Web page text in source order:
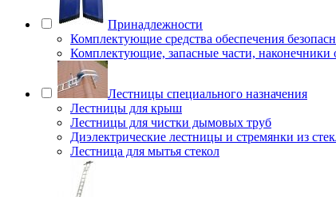
Принадлежности
Комплектующие средства обеспечения
Комплектующие, запасные части, наконечники
Лестницы специального назначения
Лестницы для крыш
Лестницы для чистки дымовых труб
Диэлектрические лестницы и стремянки из
Лестница для мытья стекол